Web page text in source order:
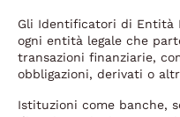
Gli Identificatori di Entità
ogni entità legale che
transazioni finanziarie,
obbligazioni, derivati o
Istituzioni come banche,